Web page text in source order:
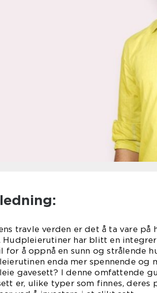
travle verden er det å ta vare på
Hudpleierutiner har blitt en
for å oppnå en sunn og strålende
enda mer spennende og
gavesett? I denne omfattende
er, ulike typer som finnes,